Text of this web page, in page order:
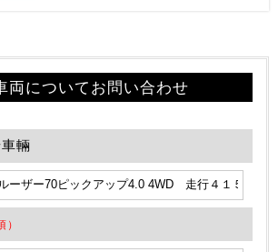
両についてお問い合わせ
輛
）